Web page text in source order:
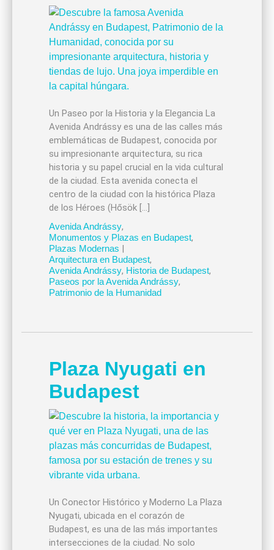
Un Paseo por la Historia y la Elegancia La
Avenida Andrássy es una de las calles más
emblemáticas de Budapest, conocida por
su impresionante arquitectura, su rica
historia y su papel crucial en la vida cultural
de la ciudad. Esta avenida conecta el
centro de la ciudad con la histórica Plaza
de los Héroes (Hősök […]
Avenida Andrássy,
Monumentos y Plazas en Budapest,
Plazas Modernas |
Arquitectura en Budapest,
Avenida Andrássy, Historia de Budapest,
Paseos por la Avenida Andrássy,
Patrimonio de la Humanidad
Plaza Nyugati en
Budapest
Un Conector Histórico y Moderno La Plaza
Nyugati, ubicada en el corazón de
Budapest, es una de las más importantes
intersecciones de la ciudad. No solo